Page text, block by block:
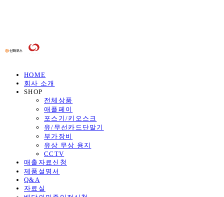
HOME
회사 소개
SHOP
전체상품
애플페이
포스기/키오스크
유/무선카드단말기
부가장비
유상 무상 용지
CCTV
매출자료신청
제품설명서
Q&A
자료실